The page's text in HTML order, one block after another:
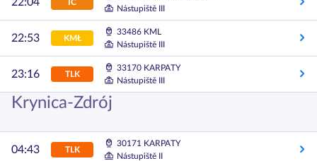
IC
Nástupiště III
22:53 KMŁ
33486 KML
Nástupiště III
23:16 TLK
33170 KARPATY
Nástupiště III
Krynica-Zdrój
04:43 TLK
30171 KARPATY
Nástupiště II